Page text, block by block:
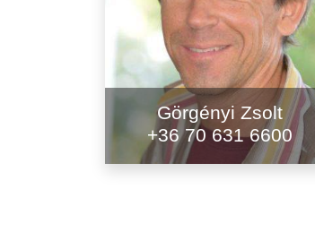
Görgényi Zsolt
+36 70 631 6600